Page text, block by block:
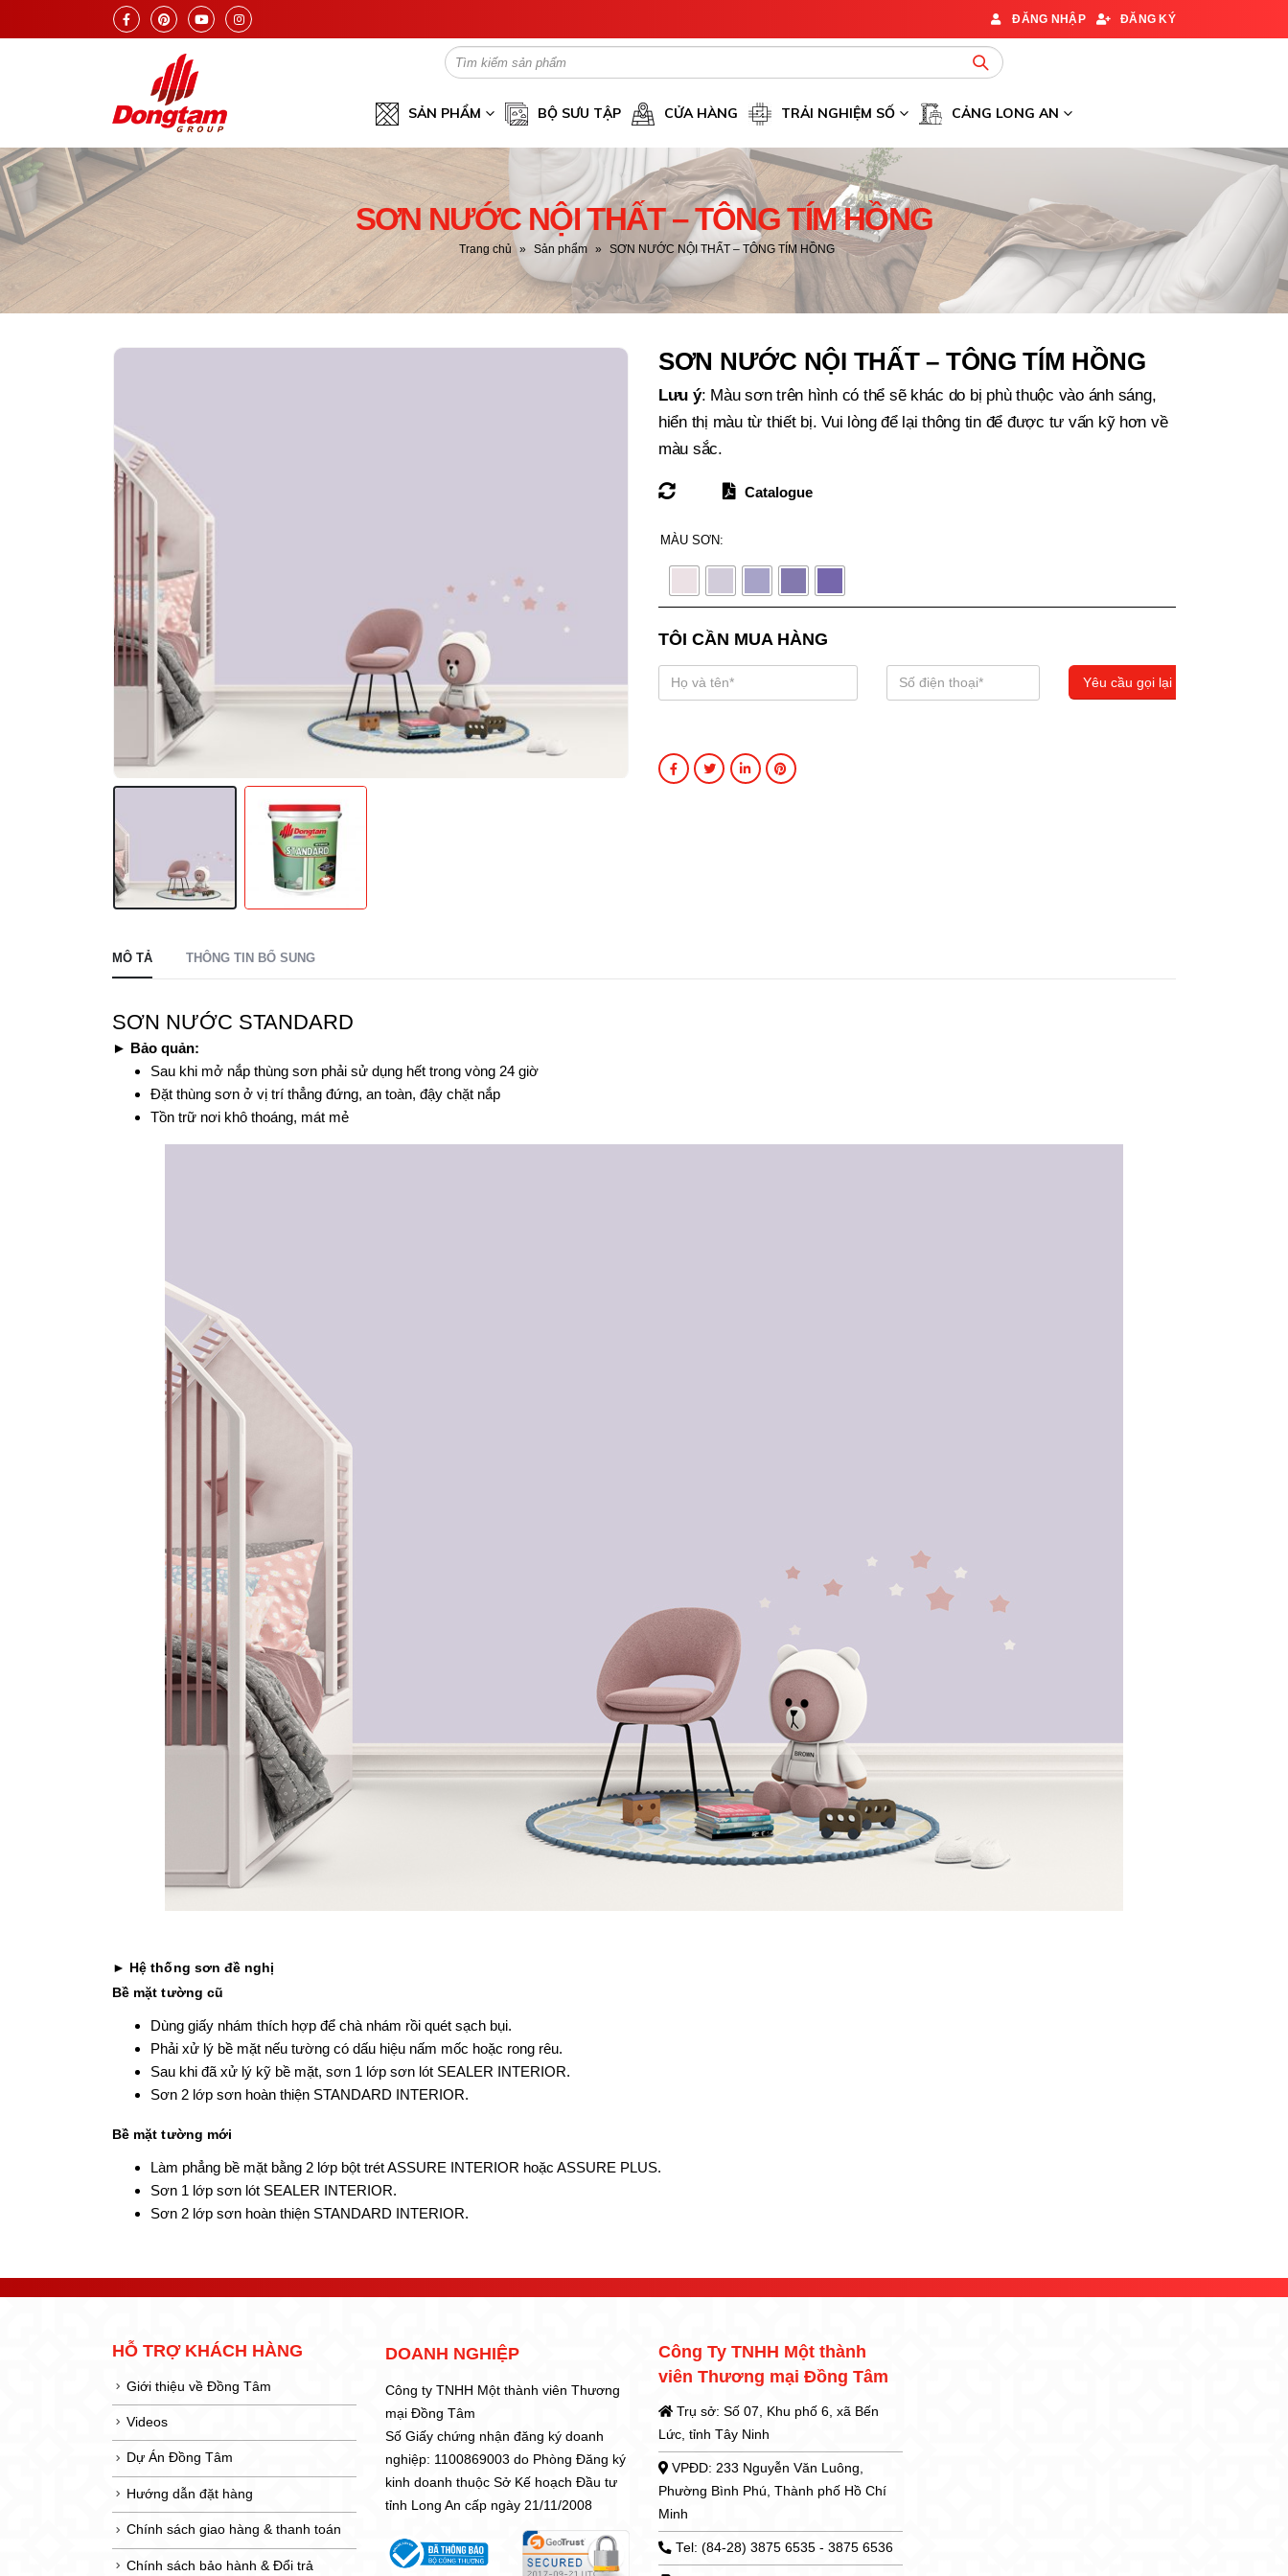
ĐĂNG NHẬP ĐĂNG KÝ
SẢN PHẨM BỘ SƯU TẬP CỬA HÀNG TRẢI NGHIỆM SỐ CẢNG LONG AN
SƠN NƯỚC NỘI THẤT – TÔNG TÍM HỒNG
Trang chủ » Sản phẩm » SƠN NƯỚC NỘI THẤT – TÔNG TÍM HỒNG
SƠN NƯỚC NỘI THẤT – TÔNG TÍM HỒNG
Lưu ý: Màu sơn trên hình có thể sẽ khác do bị phù thuộc vào ánh sáng,
hiển thị màu từ thiết bị. Vui lòng để lại thông tin để được tư vấn kỹ hơn về
màu sắc.
Catalogue
MÀU SƠN
TÔI CẦN MUA HÀNG
MÔ TẢ THÔNG TIN BỔ SUNG
SƠN NƯỚC STANDARD
► Bảo quản:
Sau khi mở nắp thùng sơn phải sử dụng hết trong vòng 24 giờ
Đặt thùng sơn ở vị trí thẳng đứng, an toàn, đậy chặt nắp
Tồn trữ nơi khô thoáng, mát mẻ
► Hệ thống sơn đề nghị
Bề mặt tường cũ
Dùng giấy nhám thích hợp để chà nhám rồi quét sạch bụi.
Phải xử lý bề mặt nếu tường có dấu hiệu nấm mốc hoặc rong rêu.
Sau khi đã xử lý kỹ bề mặt, sơn 1 lớp sơn lót SEALER INTERIOR.
Sơn 2 lớp sơn hoàn thiện STANDARD INTERIOR.
Bề mặt tường mới
Làm phẳng bề mặt bằng 2 lớp bột trét ASSURE INTERIOR hoặc ASSURE PLUS.
Sơn 1 lớp sơn lót SEALER INTERIOR.
Sơn 2 lớp sơn hoàn thiện STANDARD INTERIOR.
HỖ TRỢ KHÁCH HÀNG
Giới thiệu về Đồng Tâm
Videos
Dự Án Đồng Tâm
Hướng dẫn đặt hàng
Chính sách giao hàng & thanh toán
Chính sách bảo hành & Đổi trả
DOANH NGHIỆP
Công ty TNHH Một thành viên Thương
mại Đồng Tâm
Số Giấy chứng nhận đăng ký doanh
nghiệp: 1100869003 do Phòng Đăng ký
kinh doanh thuộc Sở Kế hoạch Đầu tư
tỉnh Long An cấp ngày 21/11/2008
Công Ty TNHH Một thành
viên Thương mại Đồng Tâm
Trụ sở: Số 07, Khu phố 6, xã Bến
Lức, tỉnh Tây Ninh
VPĐD: 233 Nguyễn Văn Luông,
Phường Bình Phú, Thành phố Hồ Chí
Minh
Tel: (84-28) 3875 6535 - 3875 6536